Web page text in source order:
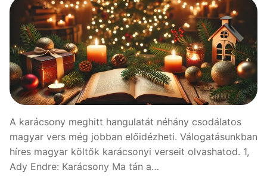
A karácsony meghitt hangulatát néhány csodálatos
magyar vers még jobban előidézheti. Válogatásunkban
híres magyar költők karácsonyi verseit olvashatod. 1,
Ady Endre: Karácsony Ma tán a…